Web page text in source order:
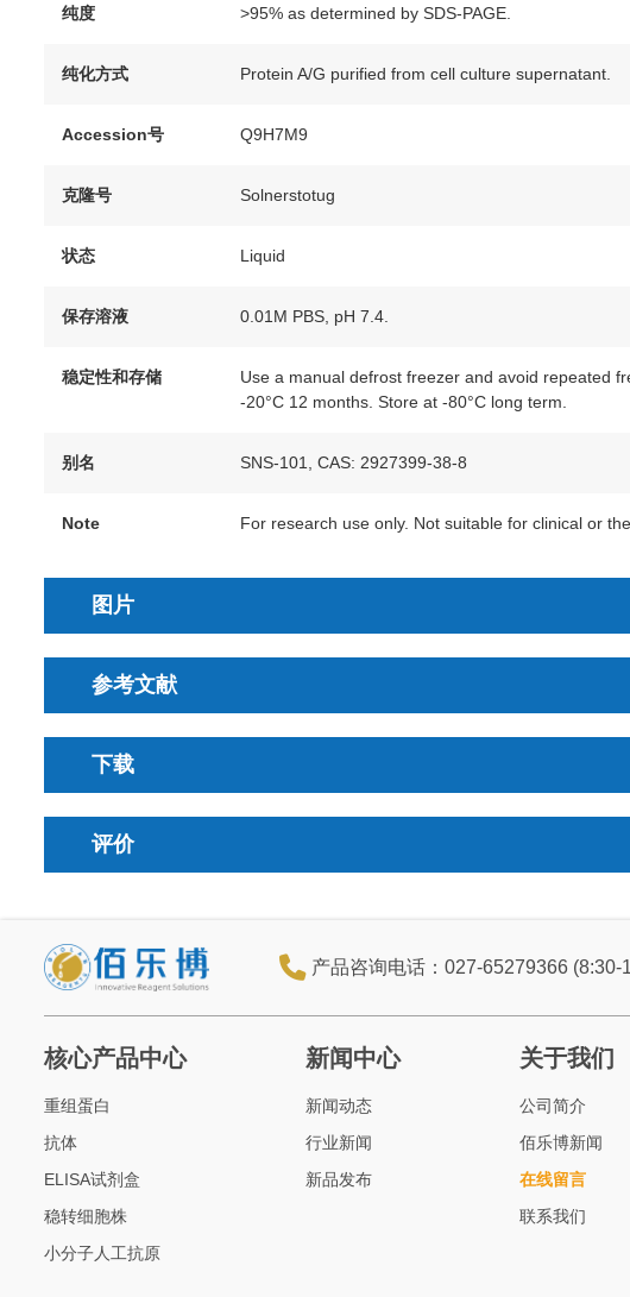
纯度 >95% as determined by SDS-PAGE.
纯化方式 Protein A/G purified from cell culture supernatant.
Accession号 Q9H7M9
克隆号 Solnerstotug
状态 Liquid
保存溶液 0.01M PBS, pH 7.4.
稳定性和存储
Use a manual defrost freezer and avoid repeated
-20°C 12 months. Store at -80°C long term.
别名 SNS-101, CAS: 2927399-38-8
Note For research use only. Not suitable for clinical or
图片
参考文献
下载
评价
产品咨询电话：027-65279366 (8:30-
核心产品中心
重组蛋白
抗体
ELISA试剂盒
稳转细胞株
小分子人工抗原
新闻中心
新闻动态
行业新闻
新品发布
关于我们
公司简介
佰乐博新闻
在线留言
联系我们